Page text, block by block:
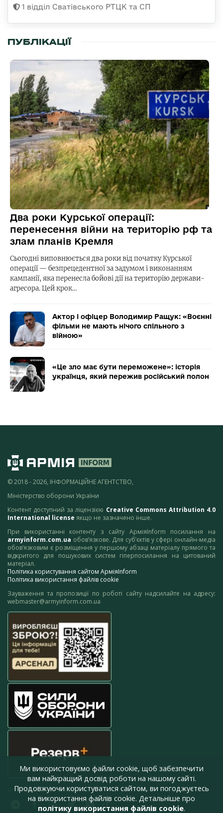
1 відділ Сватівського РТЦК та СП
ПУБЛІКАЦІЇ
Два роки Курської операції:
перенесення війни на територію рф та
злам планів Кремля
Сьогодні виповнюється два роки від початку Курської
операції — безпрецедентної за задумом і виконанням
кампанії, яка перенесла бойові дії на територію держави-
агресора. Цей крок…
Актор і офіцер Володимир Ращук: «Воєнні
фільми не мають нічого спільного з
війною»
«Це зло має бути переможене»: історія
українця, який пережив російський полон
© 2018 - 2026, ІНФОРМАЦІЙНЕ АГЕНТСТВО,
Міністерство оборони України
Контент доступний за ліцензією Creative Commons Attribution 4.0
International license якщо не зазначено інше.
При використанні контенту з сайту АрміяInform посилання на
armyinform.com.ua обов’язкове. Для суб’єктів у сфері онлайн-медіа
обов’язковим є розміщення у першому абзаці матеріалу прямого та
відкритого для пошукових систем гіперпосилання на цитований
матеріал.
Політика користування сайтом АрміяInform
Політика використання файлів cookie
Зауваження та пропозиції по роботі сайту надсилайте на адресу:
webmaster@armyinform.com.ua
press@armyinform.com.ua
Ми використовуємо файли cookie, щоб забезпечити
вам найкращий досвід роботи на нашому сайті.
Продовжуючи користуватися сайтом, ви погоджуєтесь
на використання файлів cookie. Детальніше про
політику використання файлів cookie.